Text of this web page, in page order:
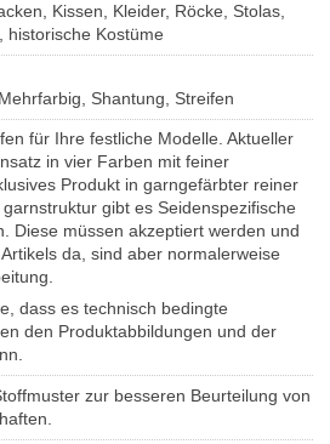
Kissen, Kleider, Röcke, Stolas,
historische Kostüme
Shantung, Streifen
für Ihre festliche Modelle. Aktueller
in vier Farben mit feiner
Produkt in garngefärbter reiner
gibt es Seidenspezifische
Diese müssen akzeptiert werden und
da, sind aber normalerweise
dass es technisch bedingte
den Produktabbildungen und der
zur besseren Beurteilung von